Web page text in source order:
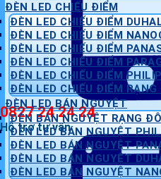
0827 24 24 24
Hỗ trợ tư vấn
ĐÈN LED CHIẾU ĐIỂM
ĐÈN LED CHIẾU ĐIỂM
ĐÈN LED CHIẾU ĐIỂM
ĐÈN LED CHIẾU ĐIỂM
ĐÈN LED CHIẾU ĐIỂM
ĐÈN LED CHIẾU ĐIỂM
ĐÈN LED CHIẾU ĐIỂM RẠNG
ĐÈN LED BÁN NGUYỆT
ĐÈN BÁN NGUYỆT RẠNG
ĐÈN LED BÁN NGUYỆT
ĐÈN LED BÁN NGUYỆT
ĐÈN LED BÁN NGUYỆT
ĐÈN LED BÁN NGUYỆT